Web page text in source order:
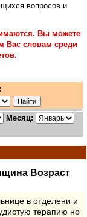
вопросов и
Вы можете
Вас словам среди
Месяц:
Возраст
в отделени и
терапию но